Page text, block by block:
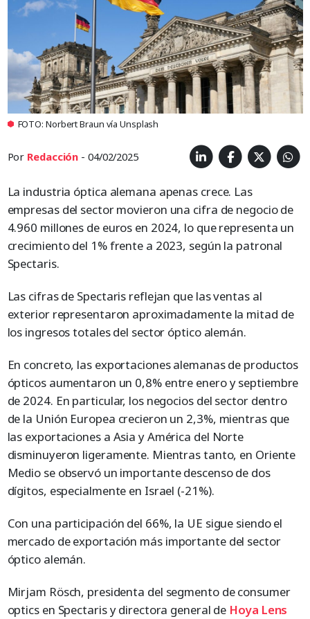
FOTO: Norbert Braun vía Unsplash
Por Redacción - 04/02/2025
La industria óptica alemana apenas crece. Las
empresas del sector movieron una cifra de negocio de
4.960 millones de euros en 2024, lo que representa un
crecimiento del 1% frente a 2023, según la patronal
Spectaris.
Las cifras de Spectaris reflejan que las ventas al
exterior representaron aproximadamente la mitad de
los ingresos totales del sector óptico alemán.
En concreto, las exportaciones alemanas de productos
ópticos aumentaron un 0,8% entre enero y septiembre
de 2024. En particular, los negocios del sector dentro
de la Unión Europea crecieron un 2,3%, mientras que
las exportaciones a Asia y América del Norte
disminuyeron ligeramente. Mientras tanto, en Oriente
Medio se observó un importante descenso de dos
dígitos, especialmente en Israel (-21%).
Con una participación del 66%, la UE sigue siendo el
mercado de exportación más importante del sector
óptico alemán.
Mirjam Rösch, presidenta del segmento de consumer
optics en Spectaris y directora general de Hoya Lens